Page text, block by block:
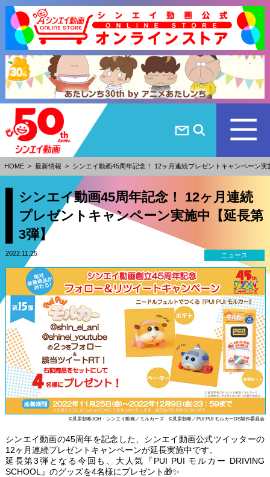
HOME > 最新情報 > シンエイ動画45周年記念！ 12ヶ月連続プレゼントキャンペーン実
シンエイ動画45周年記念！ 12ヶ月連続
プレゼントキャンペーン実施中【延長第
3弾】
2022.11.25 ニュース
©見里朝希JGH・シンエイ動画／モルカーズ ©見里朝希／PUI PUI モルカーDS製作委員会
シンエイ動画の45周年を記念した、シンエイ動画公式ツイッターの
12ヶ月連続プレゼントキャンペーンが延長実施中です。
延長第3弾となる今回も、大人気『PUI PUI モルカー DRIVING
SCHOOL』のグッズを4名様にプレゼント🎁✨